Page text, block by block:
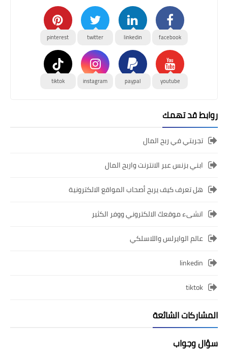
facebook
linkedin
twitter
pinterest
youtube
paypal
instagram
tiktok
روابط قد تهمك
تجربتي في ربح المال
ابني بزنس عبر الانترنت واربح المال
هل تعرف كيف يربح أصحاب المواقع الالكترونية
انشىء موقعك الالكتروني ووفر الكثير
عالم الوايرلس واللاسلكي
linkedin
tiktok
المشاركات الشائعة
سؤال وجواب